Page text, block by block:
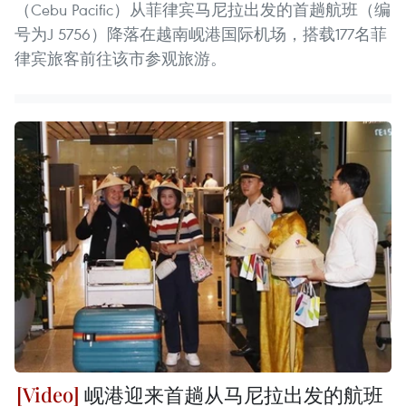
（Cebu Pacific）从菲律宾马尼拉出发的首趟航班（编
号为J 5756）降落在越南岘港国际机场，搭载177名菲
律宾旅客前往该市参观旅游。
岘港迎来首趟从马尼拉出发的航班